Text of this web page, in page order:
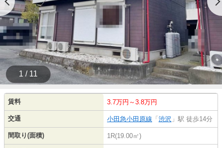
1 / 11
賃料 3.7万円～3.8万円
交通 小田急小田原線 「 渋沢 」駅 徒歩14分
間取り(面積) 1R(19.00㎡)